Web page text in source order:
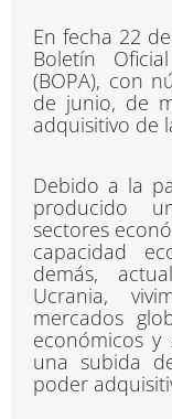
En fecha 22
Boletín
(BOPA), con
de junio, de
adquisitivo de
Debido a la
producido
sectores
capacidad
demás,
Ucrania,
mercados
económicos y
una subida
poder